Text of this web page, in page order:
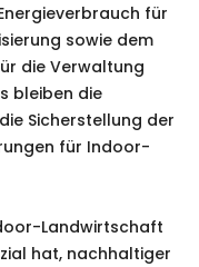
für
sowie dem
die Verwaltung
bleiben die
Sicherstellung der
für Indoor-
Landwirtschaft
hat, nachhaltiger